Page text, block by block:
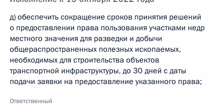
д) обеспечить сокращение сроков принятия решений
о предоставлении права пользования участками недр
местного значения для разведки и добычи
общераспространенных полезных ископаемых,
необходимых для строительства объектов
транспортной инфраструктуры, до 30 дней с даты
подачи заявки на предоставление указанного права;
Ответственный